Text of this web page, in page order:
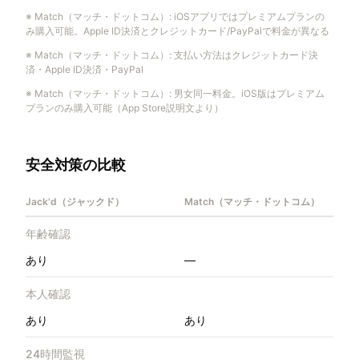
※ Match（マッチ・ドットコム） : iOSアプリではプレミアムプランの
み購入可能。Apple ID決済とクレジットカード/PayPalで料金が異なる
※ Match（マッチ・ドットコム） : 支払い方法はクレジットカード決
済・Apple ID決済・PayPal
※ Match（マッチ・ドットコム） : 男女同一料金。iOS版はプレミアム
プランのみ購入可能（App Store説明文より）
安全対策の比較
Jack'd（ジャックド） Match（マッチ・ドットコム）
年齢確認
あり
—
本人確認
あり
あり
24時間監視